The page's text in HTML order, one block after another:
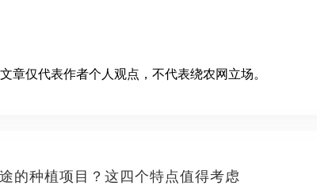
章仅代表作者个人观点，不代表绕农网立场。
的种植项目？这四个特点值得考虑